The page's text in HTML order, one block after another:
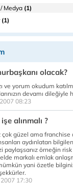
/ Medya (1)
(1)
olacak?
ve yorum okudum
devamı dileğiyle
08:23
alınmalı ?
çok güzel ama
aydınlatan
paylaşsanız örneğin risk
markalı emlak
yani özetle
17:30